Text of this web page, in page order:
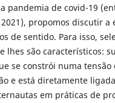
pandemia de covid-19
propomos discutir a
de sentido. Para isso,
lhes são característicos:
se constrói numa tensão
e está diretamente
em práticas de